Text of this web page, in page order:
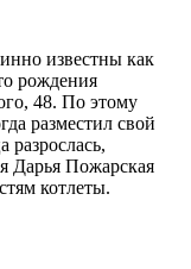
известны как
рождения
48. По этому
разместил свой
разрослась,
Дарья Пожарская
котлеты.